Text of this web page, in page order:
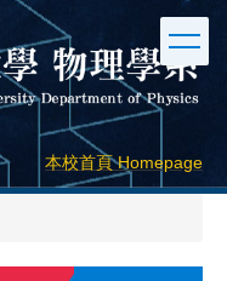
本校首頁 Homepage